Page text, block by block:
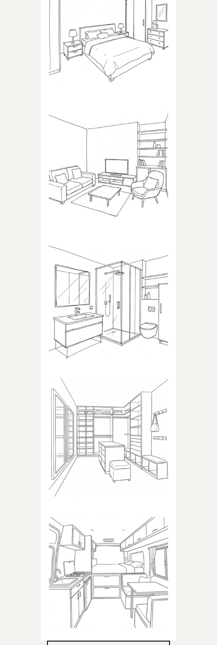
Produkte für das Schlafzimmer
WOHNZIMMER
Produkte für das Wohnzimmer
BADEZIMMER
Produkte für das Badezimmer
ANKLEIDEZIMMER
Produkte für das
Ankleidezimmer
WOHNMOBIL
Produkte für das Wohnmobil